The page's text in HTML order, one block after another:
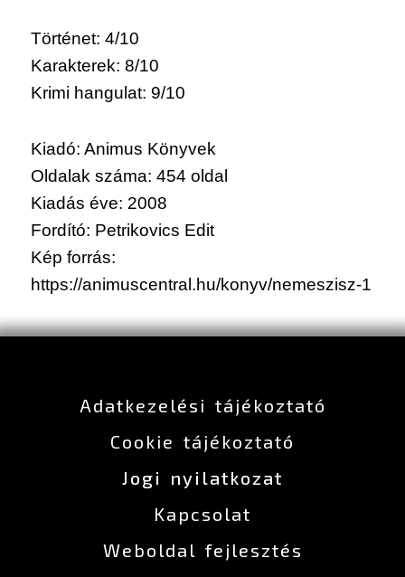
Történet: 4/10
Karakterek: 8/10
Krimi hangulat: 9/10
Kiadó: Animus Könyvek
Oldalak száma: 454 oldal
Kiadás éve: 2008
Fordító: Petrikovics Edit
Kép forrás:
https://animuscentral.hu/konyv/nemeszisz-1
Adatkezelési tájékoztató
Cookie tájékoztató
Jogi nyilatkozat
Kapcsolat
Weboldal fejlesztés